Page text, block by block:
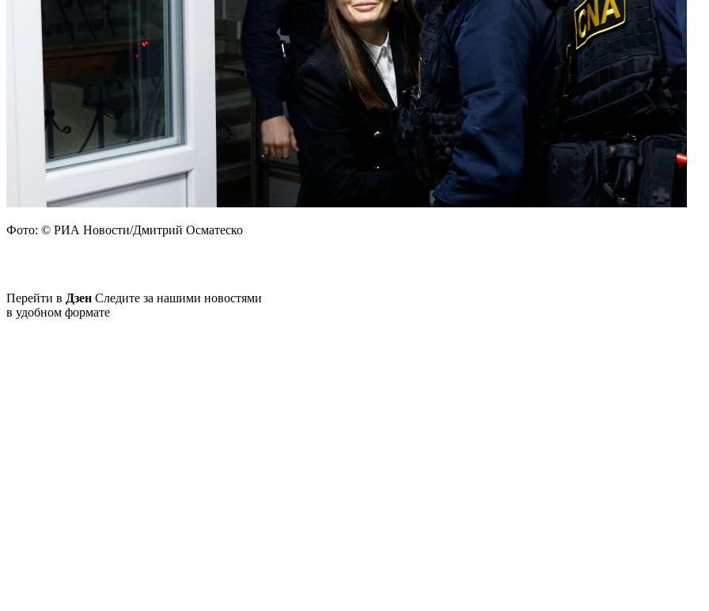
Фото: © РИА Новости/Дмитрий Осматеско
Перейти в Дзен Следите за нашими новостями
в удобном формате